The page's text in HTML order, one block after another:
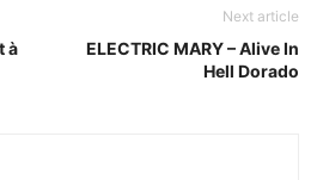
à
Next article
ELECTRIC MARY – Alive In
Hell Dorado